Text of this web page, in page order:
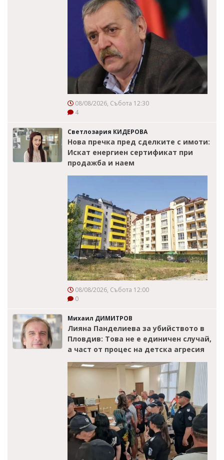
08/08/2026, Събота 12:30
4
Светлозария КИДЕРОВА
Нова пречка пред сделките с имоти:
Искат енергиен сертификат при
продажба и наем
08/08/2026, Събота 12:00
0
Михаил ДИМИТРОВ
Лияна Панделиева за убийството в
Пловдив: Това не е единичен случай,
а част от процес на детска агресия